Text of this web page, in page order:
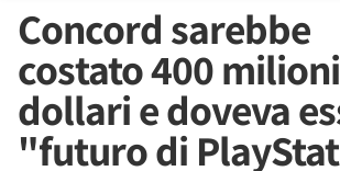
Concord sarebbe
costato 400
dollari e doveva
"futuro di